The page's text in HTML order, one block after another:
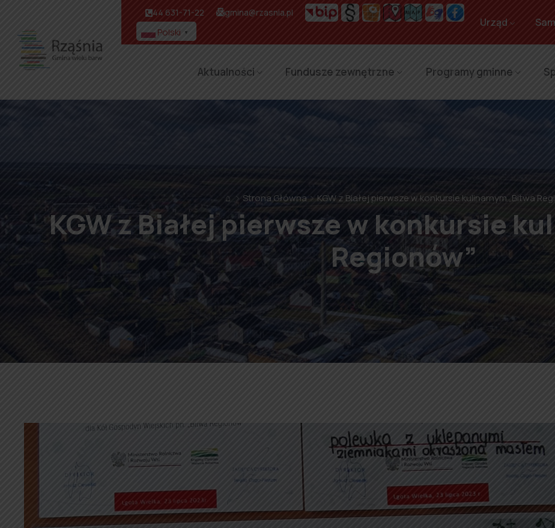
44 631-71-22 gmina@rzasnia.pl
Polski ▼
Urząd
Aktualności Fundusze zewnętrzne Programy gminne
⌂ Strona Główna KGW z Białej pierwsze w konkursie kulinarnym „Bitwa
KGW z Białej pierwsze w konkursie
Regionów”